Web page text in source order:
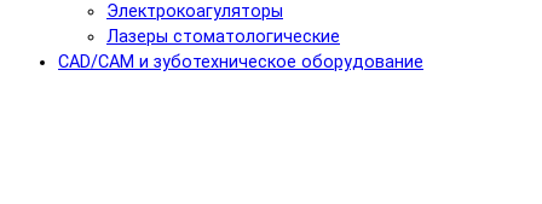
Электрокоагуляторы
Лазеры стоматологические
CAD/CAM и зуботехническое оборудование